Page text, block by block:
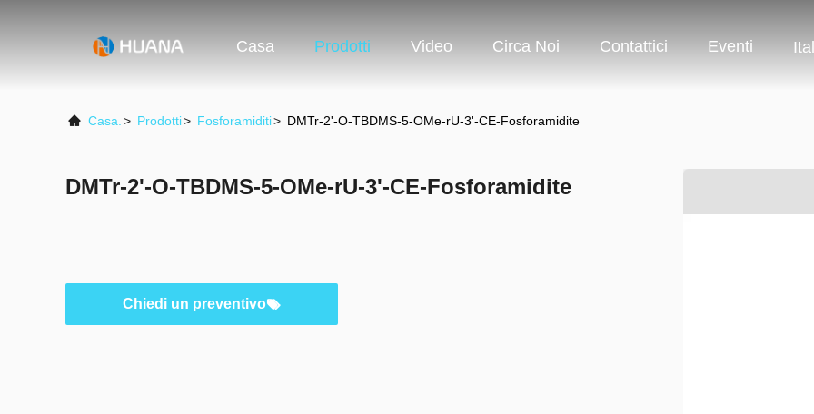
Casa Prodotti Video Circa Noi Contattici Eventi
Casa. > Prodotti> Fosforamiditi> DMTr-2'-O-TBDMS-5-OMe-rU-3'-CE-Fosforamidite
DMTr-2'-O-TBDMS-5-OMe-rU-3'-CE-Fosforamidite
Chiedi un preventivo